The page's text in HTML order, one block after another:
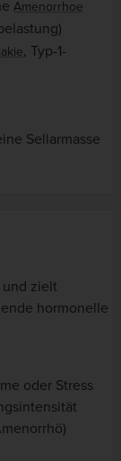
Amenorrhoe
, Typ-1-
Sellarmasse
zielt
hormonelle
oder Stress